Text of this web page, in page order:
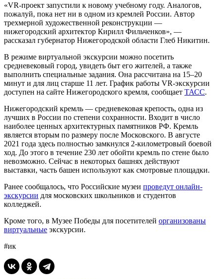
«VR-проект запустили к новому учебному году. Аналогов,
пожалуй, пока нет ни в одном из кремлей России. Автор
трехмерной художественной реконструкции —
нижегородский архитектор Кирилл Фильченков», —
рассказал губернатор Нижегородской области Глеб Никитин.
В режиме виртуальной экскурсии можно посетить
средневековый город, увидеть быт его жителей, а также
выполнить специальные задания. Она рассчитана на 15–20
минут и для лиц старше 11 лет. График работы VR-экскурсии
доступен на сайте Нижегородского кремля, сообщает ТАСС.
Нижегородский кремль — средневековая крепость, одна из
лучших в России по степени сохранности. Входит в число
наиболее ценных архитектурных памятников РФ. Кремль
является вторым по размеру после Московского. В августе
2021 года здесь полностью замкнулся 2-километровый боевой
ход. До этого в течение 230 лет обойти кремль по стене было
невозможно. Сейчас в некоторых башнях действуют
выставки, часть башен используют как смотровые площадки.
Ранее сообщалось, что Российские музеи проведут онлайн-
экскурсии для московских школьников и студентов
колледжей.
Кроме того, в Музее Победы для посетителей организованы
виртуальные экскурсии.
#ик